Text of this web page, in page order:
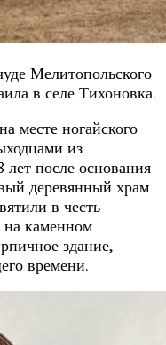
Мелитопольского
в селе Тихоновка.
месте ногайского
из
после основания
деревянный храм
в честь
на каменном
здание,
времени.